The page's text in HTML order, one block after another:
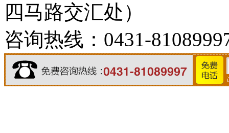
四马路交汇处）
咨询热线：0431-